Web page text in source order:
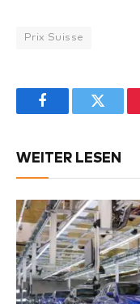
Prix Suisse
FacebookTwitter
WEITER LESEN